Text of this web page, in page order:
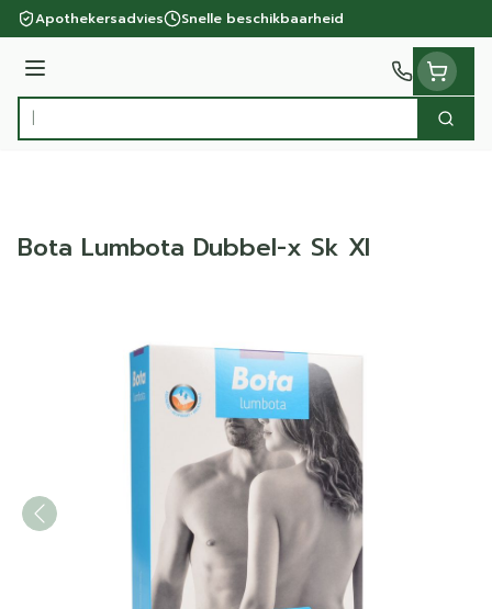
Ga naar de inhoud
Apothekersadvies Snelle beschikbaarheid
Menu
Product, merk, categorie...
Zoek
Bota Lumbota Dubbel-x Sk Xl